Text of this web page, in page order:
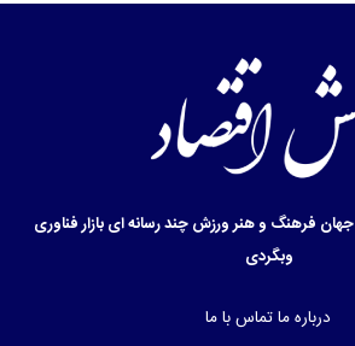
جهان فرهنگ و هنرورزشچند رسانه ایبازارفناوری
وبگردی
درباره ماتماس با ما